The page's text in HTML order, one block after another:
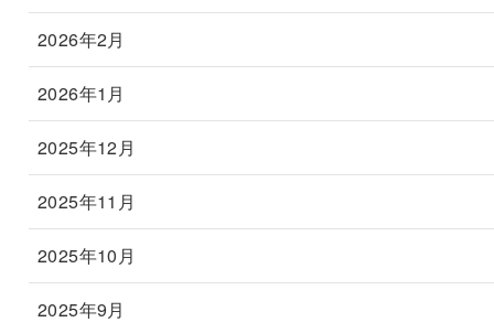
2026年2月
2026年1月
2025年12月
2025年11月
2025年10月
2025年9月